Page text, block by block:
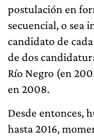
postulación en
secuencial, o sea
candidato de
de dos
Río Negro (en
en 2008.
Desde entonces,
hasta 2016,